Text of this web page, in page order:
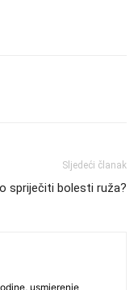
Sljedeći članak
spriječiti bolesti ruža?
usmjerenje